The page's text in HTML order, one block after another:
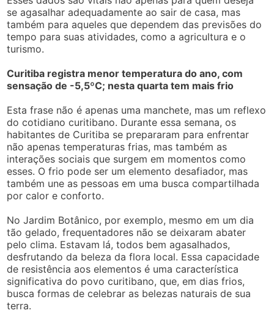
se agasalhar adequadamente ao sair de casa, mas
também para aqueles que dependem das previsões do
tempo para suas atividades, como a agricultura e o
turismo.
Curitiba registra menor temperatura do ano, com
sensação de -5,5ºC; nesta quarta tem mais frio
Esta frase não é apenas uma manchete, mas um reflexo
do cotidiano curitibano. Durante essa semana, os
habitantes de Curitiba se prepararam para enfrentar
não apenas temperaturas frias, mas também as
interações sociais que surgem em momentos como
esses. O frio pode ser um elemento desafiador, mas
também une as pessoas em uma busca compartilhada
por calor e conforto.
No Jardim Botânico, por exemplo, mesmo em um dia
tão gelado, frequentadores não se deixaram abater
pelo clima. Estavam lá, todos bem agasalhados,
desfrutando da beleza da flora local. Essa capacidade
de resistência aos elementos é uma característica
significativa do povo curitibano, que, em dias frios,
busca formas de celebrar as belezas naturais de sua
terra.